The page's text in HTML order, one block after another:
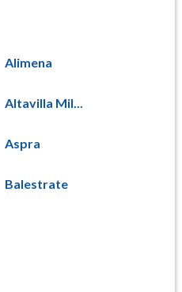
Alimena
Altavilla Mil...
Aspra
Balestrate